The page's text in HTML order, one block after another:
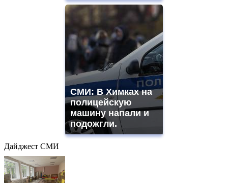
СМИ: В Химках на
полицейскую
машину напали и
подожгли.
Дайджест СМИ